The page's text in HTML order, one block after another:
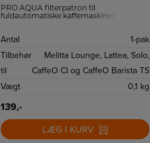
PRO AQUA filterpatron til
fuldautomatiske kaffemaskiner.
Antal
1-pak
Tilbehør
til
Melitta Lounge, Lattea, Solo,
CaffeO CI og CaffeO Barista TS
Vægt
0,1 kg
139,-
LÆG I KURV